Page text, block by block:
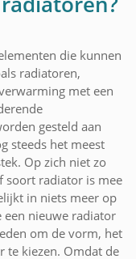
die kunnen
radiatoren,
met een
gesteld aan
steeds het meest
Op zich niet zo
soort radiator is mee
in niets meer op
een nieuwe radiator
om de vorm, het
te kiezen. Omdat de